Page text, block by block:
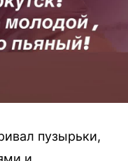
пузырьки,